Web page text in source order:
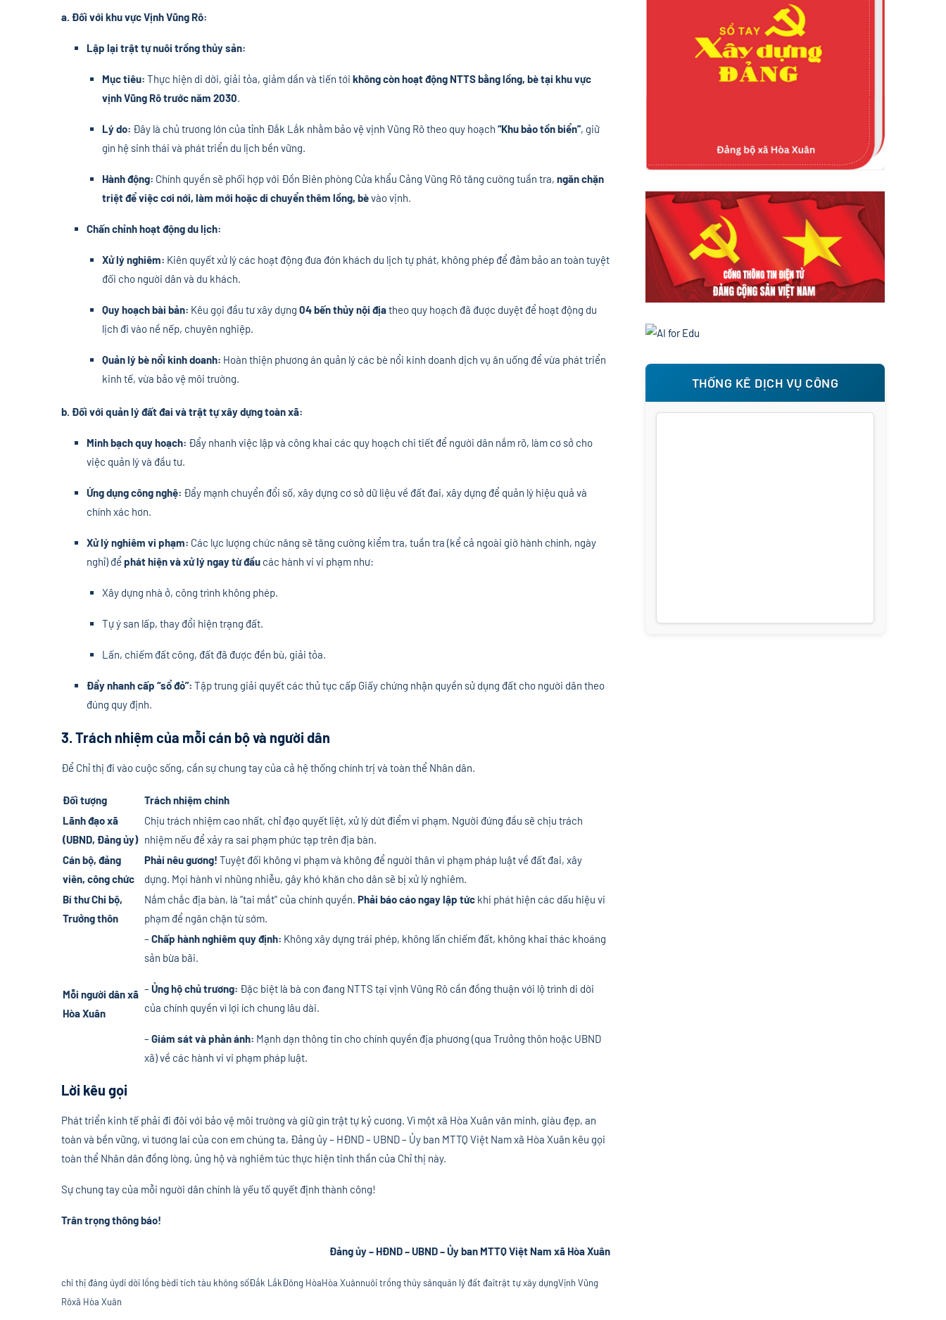
a. Đối với khu vực Vịnh Vũng Rô:
Lập lại trật tự nuôi trồng thủy sản:
Mục tiêu: Thực hiện di dời, giải tỏa, giảm dần và tiến tới không còn hoạt động NTTS bằng lồng, bè tại khu vực
vịnh Vũng Rô trước năm 2030
Lý do: Đây là chủ trương lớn của tỉnh Đắk Lắk nhằm bảo vệ vịnh Vũng Rô theo quy hoạch “Khu bảo tồn biển”, giữ
gìn hệ sinh thái và phát triển du lịch bền vững.
Hành động: Chính quyền sẽ phối hợp với Đồn Biên phòng Cửa khẩu Cảng Vũng Rô tăng cường tuần tra, ngăn chặn
triệt để việc cơi nới, làm mới hoặc di chuyển thêm lồng, bèvào vịnh.
Chấn chỉnh hoạt động du lịch:
Xử lý nghiêm: Kiên quyết xử lý các hoạt động đưa đón khách du lịch tự phát, không phép để đảm bảo an toàn tuyệt
đối cho người dân và du khách.
Quy hoạch bài bản: Kêu gọi đầu tư xây dựng 04 bến thủy nội địatheo quy hoạch đã được duyệt để hoạt động du
lịch đi vào nề nếp, chuyên nghiệp.
Quản lý bè nổi kinh doanh: Hoàn thiện phương án quản lý các bè nổi kinh doanh dịch vụ ăn uống để vừa phát triển
kinh tế, vừa bảo vệ môi trường.
b. Đối với quản lý đất đai và trật tự xây dựng toàn xã:
Minh bạch quy hoạch: Đẩy nhanh việc lập và công khai các quy hoạch chi tiết để người dân nắm rõ, làm cơ sở cho
việc quản lý và đầu tư.
Ứng dụng công nghệ: Đẩy mạnh chuyển đổi số, xây dựng cơ sở dữ liệu về đất đai, xây dựng để quản lý hiệu quả và
chính xác hơn.
Xử lý nghiêm vi phạm: Các lực lượng chức năng sẽ tăng cường kiểm tra, tuần tra (kể cả ngoài giờ hành chính, ngày
nghỉ) để phát hiện và xử lý ngay từ đầu các hành vi vi phạm như:
Xây dựng nhà ở, công trình không phép.
Tự ý san lấp, thay đổi hiện trạng đất.
Lấn, chiếm đất công, đất đã được đền bù, giải tỏa.
Đẩy nhanh cấp “sổ đỏ”: Tập trung giải quyết các thủ tục cấp Giấy chứng nhận quyền sử dụng đất cho người dân theo
đúng quy định.
3. Trách nhiệm của mỗi cán bộ và người dân
Để Chỉ thị đi vào cuộc sống, cần sự chung tay của cả hệ thống chính trị và toàn thể Nhân dân.
Đối tượng
Trách nhiệm chính
Lãnh đạo xã
(UBND, Đảng ủy)
Chịu trách nhiệm cao nhất, chỉ đạo quyết liệt, xử lý dứt điểm vi phạm. Người đứng đầu sẽ chịu trách
nhiệm nếu để xảy ra sai phạm phức tạp trên địa bàn.
Cán bộ, đảng
viên, công chức
Phải nêu gương! Tuyệt đối không vi phạm và không để người thân vi phạm pháp luật về đất đai, xây
dựng. Mọi hành vi nhũng nhiễu, gây khó khăn cho dân sẽ bị xử lý nghiêm.
Bí thư Chi bộ,
Trưởng thôn
Nắm chắc địa bàn, là “tai mắt” của chính quyền. Phải báo cáo ngay lập tức khi phát hiện các dấu hiệu vi
phạm để ngăn chặn từ sớm.
Mỗi người dân xã
Hòa Xuân
–Chấp hành nghiêm quy định: Không xây dựng trái phép, không lấn chiếm đất, không khai thác khoáng
sản bừa bãi.
–Ủng hộ chủ trương: Đặc biệt là bà con đang NTTS tại vịnh Vũng Rô cần đồng thuận với lộ trình di dời
của chính quyền vì lợi ích chung lâu dài.
–Giám sát và phản ánh: Mạnh dạn thông tin cho chính quyền địa phương (qua Trưởng thôn hoặc UBND
xã) về các hành vi vi phạm pháp luật.
Lời kêu gọi
Phát triển kinh tế phải đi đôi với bảo vệ môi trường và giữ gìn trật tự kỷ cương. Vì một xã Hòa Xuân văn minh, giàu đẹp, an
toàn và bền vững, vì tương lai của con em chúng ta, Đảng ủy – HĐND – UBND – Ủy ban MTTQ Việt Nam xã Hòa Xuân kêu gọi
toàn thể Nhân dân đồng lòng, ủng hộ và nghiêm túc thực hiện tinh thần của Chỉ thị này.
Sự chung tay của mỗi người dân chính là yếu tố quyết định thành công!
Trân trọng thông báo!
Đảng ủy – HĐND – UBND – Ủy ban MTTQ Việt Nam xã Hòa Xuân
chỉ thị đảng ủydi dời lồng bèdi tích tàu không sốĐắk LắkĐông HòaHòa Xuânnuôi trồng thủy sảnquản lý đất đaitrật tự xây dựngVịnh Vũng
Rôxã Hòa Xuân
THỐNG KÊ DỊCH VỤ CÔNG